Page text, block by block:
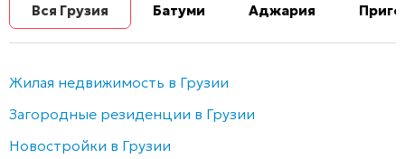
Вся Грузия Батуми Аджария
Жилая недвижимость в Грузии
Загородные резиденции в Грузии
Новостройки в Грузии